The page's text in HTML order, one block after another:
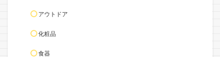
アウトドア
化粧品
食器